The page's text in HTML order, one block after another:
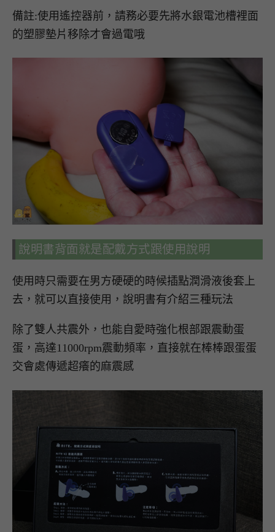
備註:使用遙控器前，請務必要先將水銀電池槽裡面
的塑膠墊片移除才會過電哦
說明書背面就是配戴方式跟使用說明
使用時只需要在男方硬硬的時候插點潤滑液後套上
去，就可以直接使用，說明書有介紹三種玩法
除了雙人共震外，也能自愛時強化根部跟震動蛋
蛋，高達11000rpm震動頻率，直接就在棒棒跟蛋蛋
交會處傳遞超癢的麻震感